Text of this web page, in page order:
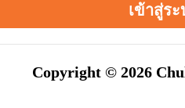
เข้าสู่ร
Copyright © 2026